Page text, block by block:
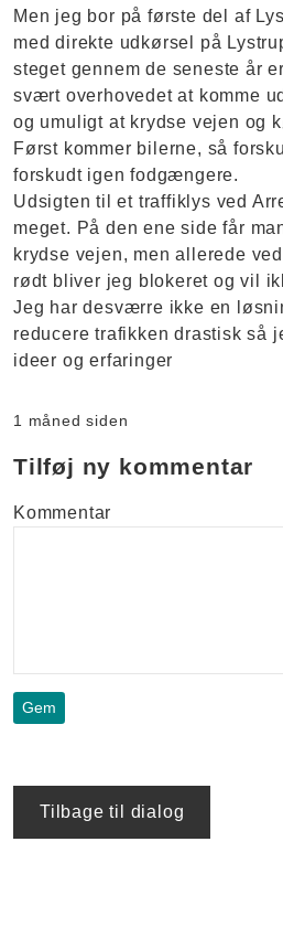
Men jeg bor på første del af
med direkte udkørsel på
steget gennem de seneste år
svært overhovedet at komme
og umuligt at krydse vejen og
Først kommer bilerne, så
forskudt igen fodgængere.
Udsigten til et traffiklys ved
meget. På den ene side får
krydse vejen, men allerede
rødt bliver jeg blokeret og vil
Jeg har desværre ikke en
reducere trafikken drastisk så
ideer og erfaringer
1 måned siden
Tilføj ny kommentar
Kommentar
Tilbage til dialog